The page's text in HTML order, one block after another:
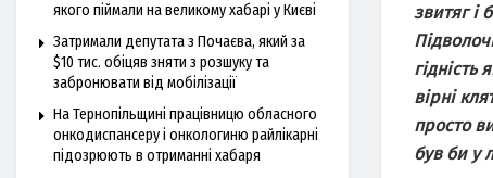
звитяг і
гідність
вірні
просто
був би у
якого піймали на великому хабарі у Києві
Затримали депутата з Почаєва, який за
$10 тис. обіцяв зняти з розшуку та
забронювати від мобілізації
На Тернопільщині працівницю обласного
онкодиспансеру і онкологиню райлікарні
підозрюють в отриманні хабаря